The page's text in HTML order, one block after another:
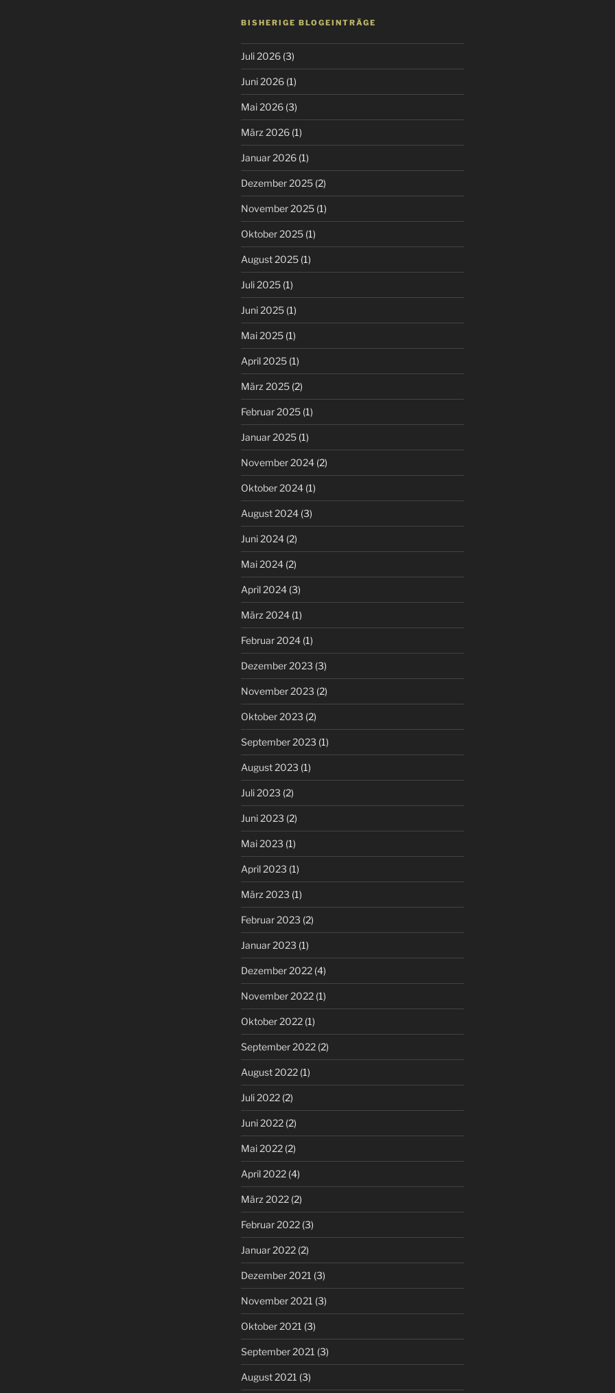
BISHERIGE BLOGEINTRÄGE
Juli 2026(3)
Juni 2026(1)
Mai 2026(3)
März 2026(1)
Januar 2026(1)
Dezember 2025(2)
November 2025(1)
Oktober 2025(1)
August 2025(1)
Juli 2025(1)
Juni 2025(1)
Mai 2025(1)
April 2025(1)
März 2025(2)
Februar 2025(1)
Januar 2025(1)
November 2024(2)
Oktober 2024(1)
August 2024(3)
Juni 2024(2)
Mai 2024(2)
April 2024(3)
März 2024(1)
Februar 2024(1)
Dezember 2023 (3)
November 2023 (2)
Oktober 2023 (2)
September 2023 (1)
August 2023 (1)
Juli 2023 (2)
Juni 2023 (2)
Mai 2023 (1)
April 2023 (1)
März 2023 (1)
Februar 2023 (2)
Januar 2023 (1)
Dezember 2022(4)
November 2022(1)
Oktober 2022(1)
September 2022(2)
August 2022(1)
Juli 2022(2)
Juni 2022(2)
Mai 2022(2)
April 2022(4)
März 2022(2)
Februar 2022(3)
Januar 2022(2)
Dezember 2021 (3)
November 2021 (3)
Oktober 2021 (3)
September 2021 (3)
August 2021 (3)